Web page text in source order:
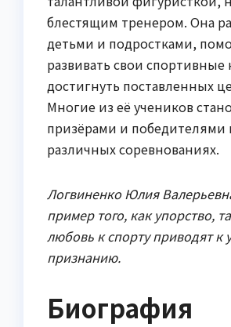
блестящим тренером. Она
детьми и подростками,
развивать свои
достигнуть поставленных
Многие из её учеников
призёрами и победителями
различных соревнованиях.
Логвиненко Юлия
пример того, как упорство,
любовь к спорту приводят к
признанию.
Биография